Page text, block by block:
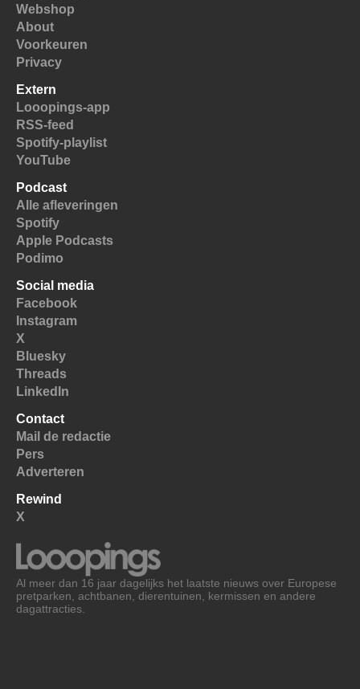
Webshop
About
Voorkeuren
Privacy
Extern
Looopings-app
RSS-feed
Spotify-playlist
YouTube
Podcast
Alle afleveringen
Spotify
Apple Podcasts
Podimo
Social media
Facebook
Instagram
X
Bluesky
Threads
LinkedIn
Contact
Mail de redactie
Pers
Adverteren
Rewind
X
Al meer dan 16 jaar dagelijks het laatste nieuws over Europese
pretparken, achtbanen, dierentuinen, kermissen en andere
dagattracties.